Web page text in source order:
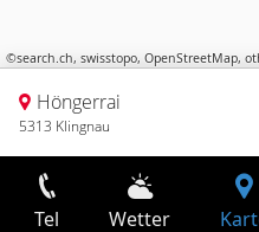
©search.ch, swisstopo, OpenStreetMap,
Höngerrai
5313 Klingnau
Tel Wetter